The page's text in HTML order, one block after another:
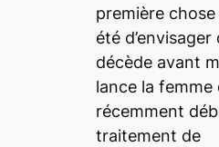
première
été d’envisager
décède avant
lance la femme
récemment
traitement de